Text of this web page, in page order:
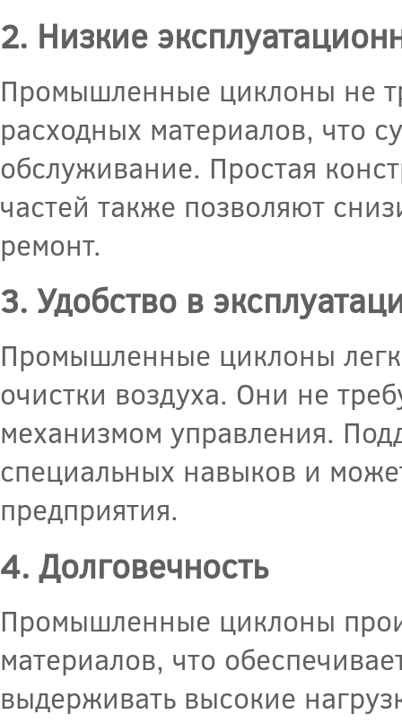
2. Низкие
Промышленные циклоны не
расходных материалов, что
обслуживание. Простая
частей также позволяют
ремонт.
3. Удобство в
Промышленные циклоны
очистки воздуха. Они не
механизмом управления.
специальных навыков и
предприятия.
4. Долговечность
Промышленные циклоны
материалов, что
выдерживать высокие